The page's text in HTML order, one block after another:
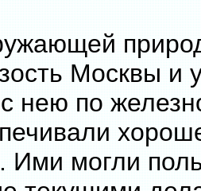
Москвы и
нею по
Ими могли